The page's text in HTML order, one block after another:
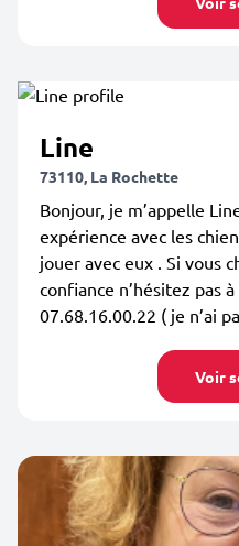
Line
73110, La Rochette
Bonjour, je m’appelle
expérience avec les
jouer avec eux . Si vous
confiance n’hésitez pas
07.68.16.00.22 ( je n’ai
Voir